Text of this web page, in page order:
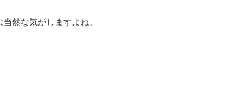
然な気がしますよね。